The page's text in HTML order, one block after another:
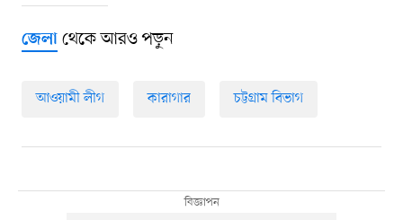
জেলাথেকে আরও পড়ুন
আওয়ামী লীগ কারাগার চট্টগ্রাম বিভাগ